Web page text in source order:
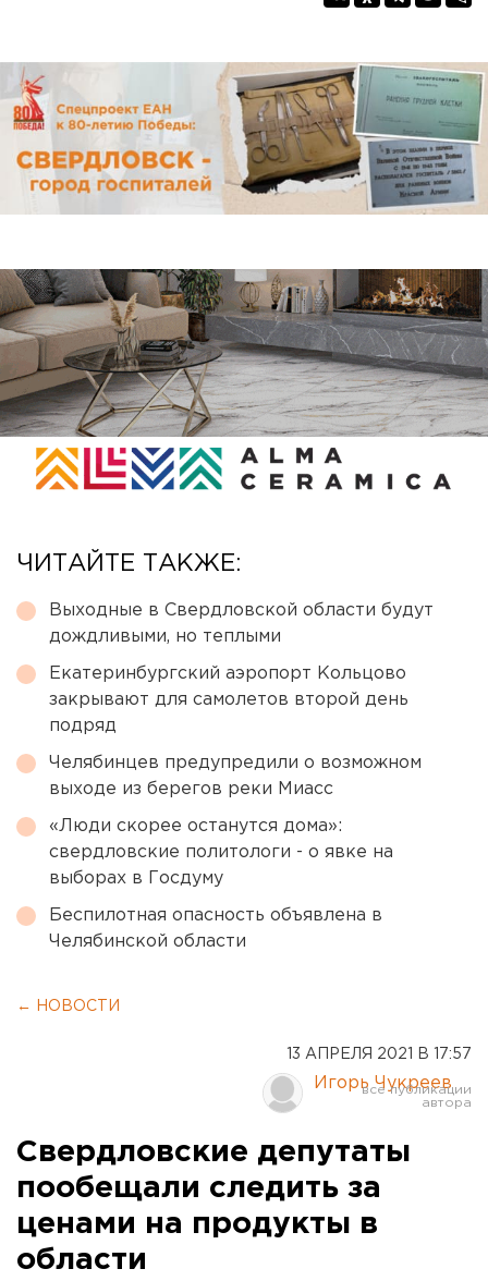
ЧИТАЙТЕ ТАКЖЕ:
Выходные в Свердловской области будут
дождливыми, но теплыми
Екатеринбургский аэропорт Кольцово
закрывают для самолетов второй день
подряд
Челябинцев предупредили о возможном
выходе из берегов реки Миасс
«Люди скорее останутся дома»:
свердловские политологи - о явке на
выборах в Госдуму
Беспилотная опасность объявлена в
Челябинской области
← НОВОСТИ
13 АПРЕЛЯ 2021 В 17:57
Игорь Чукреев
Свердловские депутаты
пообещали следить за
ценами на продукты в
области